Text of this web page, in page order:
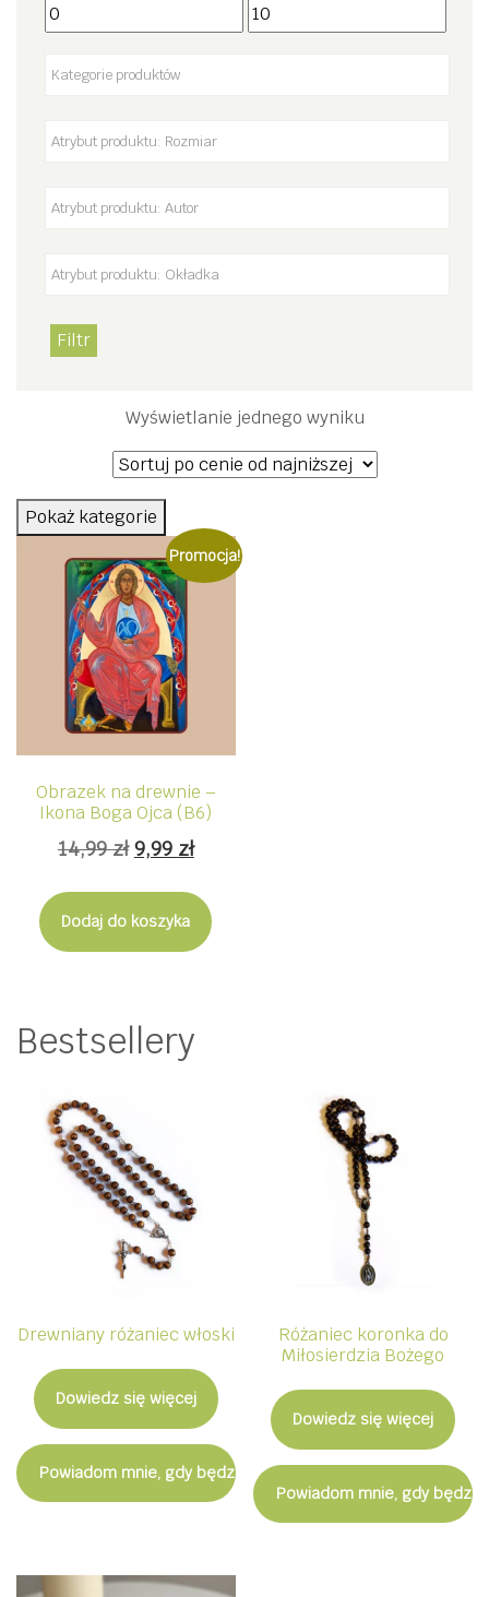
Filtr
Wyświetlanie jednego wyniku
Pokaż kategorie
Promocja!
Obrazek na drewnie –
Ikona Boga Ojca (B6)
14,99zł Pierwotna
wynosiła:
14,99 zł.
9,99 złAktualna
wynosi:
9,99 zł.
Dodaj do koszyka
Bestsellery
Drewniany różaniec włoski
Dowiedz się więcej
Powiadom mnie, gdy będzie dostępny
Różaniec koronka do
Miłosierdzia Bożego
Dowiedz się więcej
Powiadom mnie, gdy